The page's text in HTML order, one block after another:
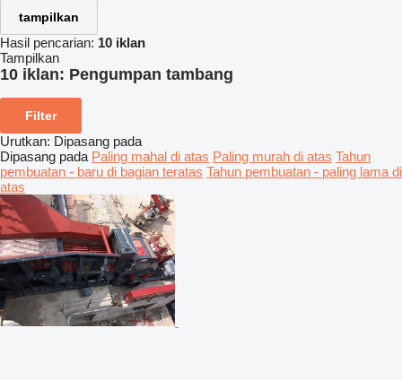
tampilkan
Hasil pencarian: 10 iklan
Tampilkan
10 iklan: Pengumpan tambang
Filter
Urutkan: Dipasang pada
Dipasang pada Paling mahal di atas Paling murah di atas Tahun
pembuatan - baru di bagian teratas Tahun pembuatan - paling lama di
atas